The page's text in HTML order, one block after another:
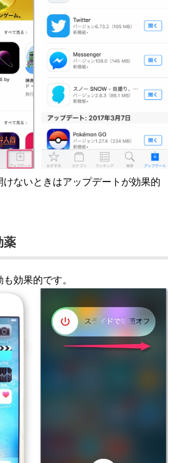
ないときはアップデートが効果的
薬
効果的です。